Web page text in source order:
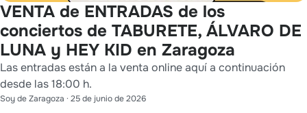
VENTA de ENTRADAS de los
conciertos de TABURETE, ÁLVARO DE
LUNA y HEY KID en Zaragoza
Las entradas están a la venta online aquí a continuación
desde las 18:00 h.
Soy de Zaragoza · 25 de junio de 2026